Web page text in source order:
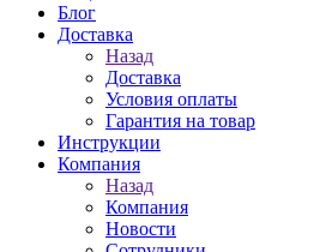
Блог
Доставка
Назад
Доставка
Условия оплаты
Гарантия на товар
Инструкции
Компания
Назад
Компания
Новости